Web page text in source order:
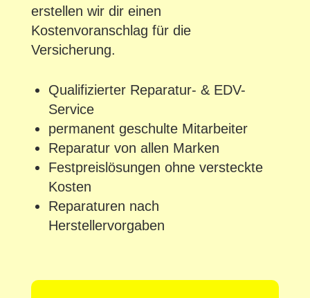
erstellen wir dir einen
Kostenvoranschlag für die
Versicherung.
Qualifizierter Reparatur- & EDV-
Service
permanent geschulte Mitarbeiter
Reparatur von allen Marken
Festpreislösungen ohne versteckte
Kosten
Reparaturen nach
Herstellervorgaben